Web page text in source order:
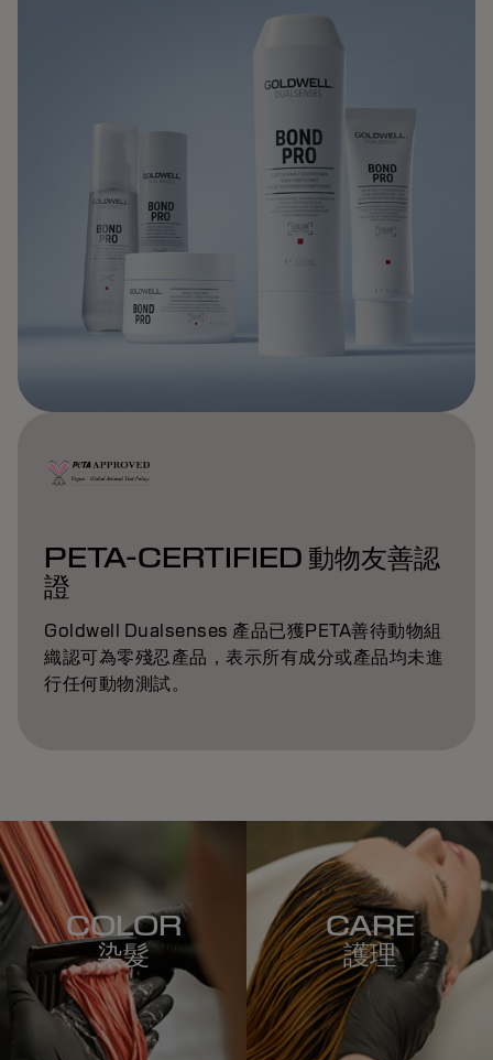
PETA-CERTIFIED 動物友善認
證
Goldwell Dualsenses 產品已獲PETA善待動物組
織認可為零殘忍產品，表示所有成分或產品均未進
行任何動物測試。
COLOR
染髮
CARE
護理